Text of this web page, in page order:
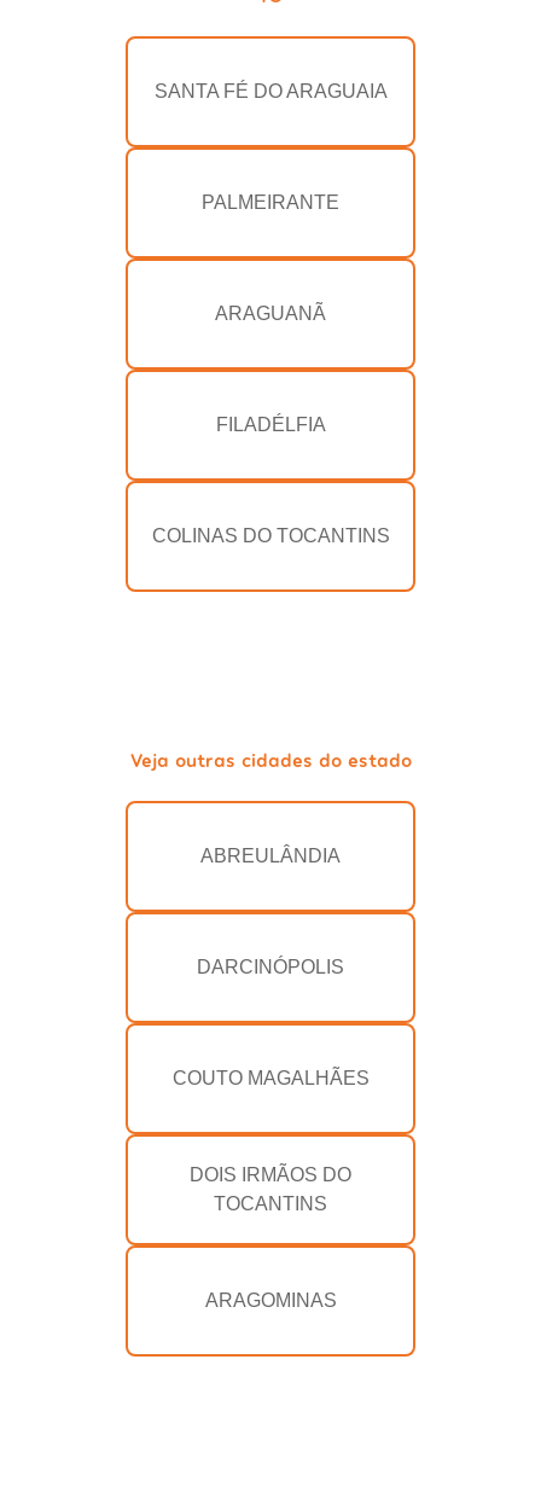
SANTA FÉ DO ARAGUAIA
PALMEIRANTE
ARAGUANÃ
FILADÉLFIA
COLINAS DO TOCANTINS
Veja outras cidades do estado
ABREULÂNDIA
DARCINÓPOLIS
COUTO MAGALHÃES
DOIS IRMÃOS DO
TOCANTINS
ARAGOMINAS